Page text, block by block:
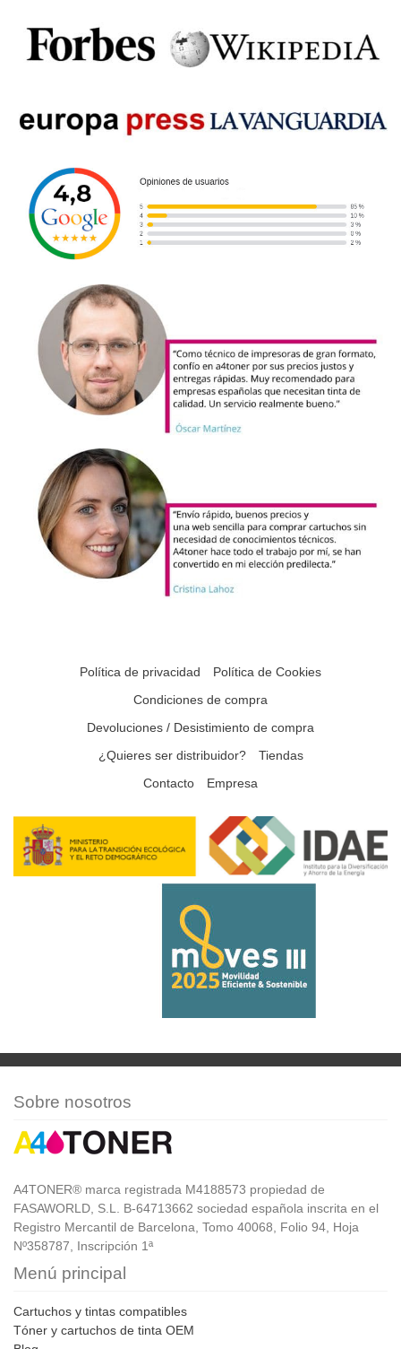
Política de privacidad
Política de Cookies
Condiciones de compra
Devoluciones / Desistimiento de compra
¿Quieres ser distribuidor?
Tiendas
Contacto
Empresa
Sobre nosotros
A4TONER® marca registrada M4188573 propiedad de
FASAWORLD, S.L. B-64713662 sociedad española inscrita en el
Registro Mercantil de Barcelona, Tomo 40068, Folio 94, Hoja
Nº358787, Inscripción 1ª
Menú principal
Cartuchos y tintas compatibles
Tóner y cartuchos de tinta OEM